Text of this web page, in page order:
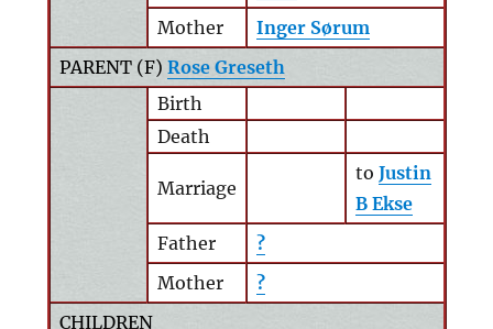
Mother
Inger Sørum
PARENT (F) Rose Greseth
Birth
Death
Marriage
to Justin
B Ekse
Father
?
Mother
?
CHILDREN